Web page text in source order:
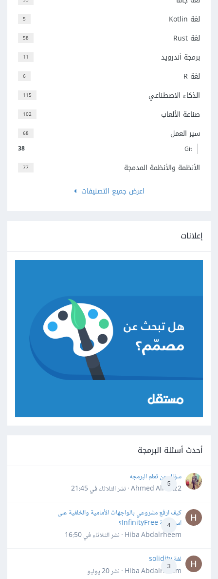
5 لغة Kotlin
58 لغة Rust
11 برمجة أندرويد
6 لغة R
115 الذكاء الاصطناعي
102 صناعة الألعاب
68 سير العمل
38 Git
77
الأنظمة والأنظمة المدمجة
اعرض جميع التصنيفات
إعلانات
أحدث أسئلة البرمجة
5
سؤال عن تعلم البرمجه
Ahmed Alhafiz2 · نشر
الثلاثاء في 21:45
4
كيف ارفع مشروعي بالواجهات الأمامية والخلفية على
استضافة InfinityFree؟
Hiba Abdalrheem · نشر
الثلاثاء في 16:50
3
لغة solidity
Hiba Abdalrheem · نشر
20 يوليو